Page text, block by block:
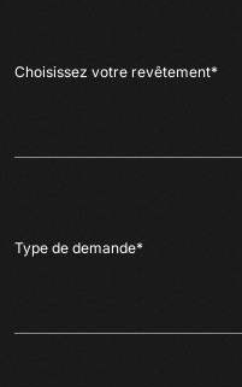
Choisissez votre revêtement*
Type de demande*